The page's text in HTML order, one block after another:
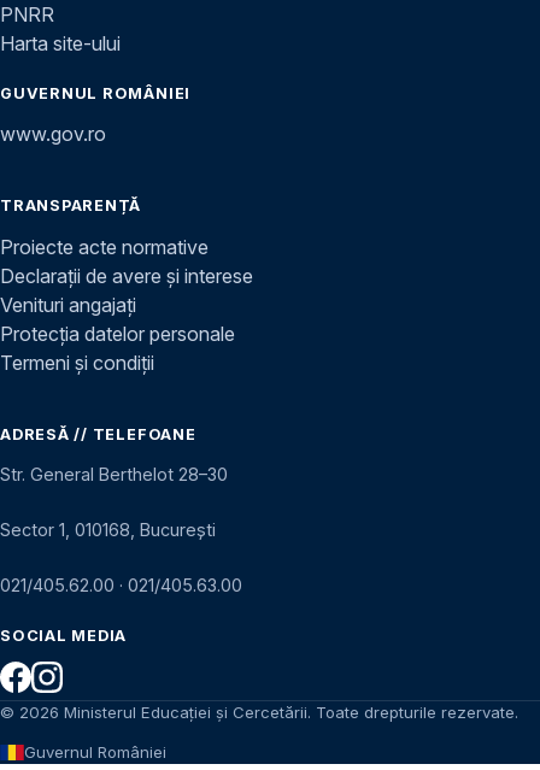
PNRR
Harta site-ului
GUVERNUL ROMÂNIEI
www.gov.ro
TRANSPARENȚĂ
Proiecte acte normative
Declarații de avere și interese
Venituri angajați
Protecția datelor personale
Termeni și condiții
ADRESĂ // TELEFOANE
Str. General Berthelot 28–30
Sector 1, 010168, București
021/405.62.00 · 021/405.63.00
SOCIAL MEDIA
© 2026 Ministerul Educației și Cercetării. Toate drepturile rezervate.
Guvernul României